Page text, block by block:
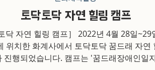
토닥토닥 자연 힐링 캠프
닥 자연 힐링 캠프］ 2022년 4월 28일~29
위치한 화계사에서 토닥토닥 꿈드래 자연
진행되었습니다. 캠프는 '꿈드래장애인일